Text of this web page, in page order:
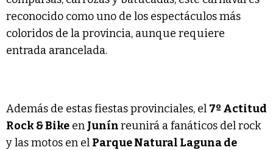
reconocido como uno de los espectáculos más
coloridos de la provincia, aunque requiere
entrada arancelada.
Además de estas fiestas provinciales, el 7º Actitud
Rock & Bike en Junínreunirá a fanáticos del rock
y las motos en el Parque Natural Laguna de